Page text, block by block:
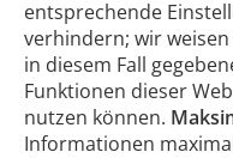
entsprechende
verhindern; wir weisen
in diesem Fall
Funktionen dieser
nutzen können.
Informationen